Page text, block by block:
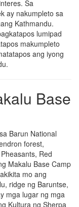
Sa
ay nakumpleto sa
Kathmandu.
lumipad
makumpleto
ang iyong
Base
Barun National
forest,
Red
Makalu Base Camp
mo ang
ridge ng Baruntse,
mga lugar ng mga
Kultura ng Sherpa